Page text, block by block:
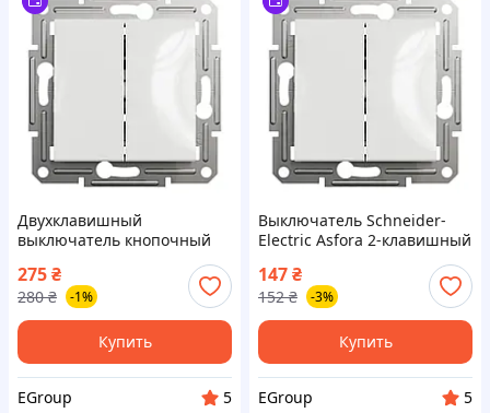
Двухклавишный
выключатель кнопочный
Schneider Electric- Asfora
без рамки белый
275₴
280 ₴ -1%
Купить
EGroup
5
Выключатель Schneider-
Electric Asfora 2-клавишный
147₴
152 ₴ -3%
Купить
EGroup
5